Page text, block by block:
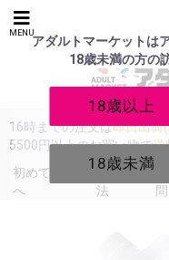
アダルトマーケットは
18歳未満の方の
18歳以上
18歳未満
MENU
16時までの注文は即日出荷
5500円以上のお買い物で送
初めての方
へ
発送方
法
問